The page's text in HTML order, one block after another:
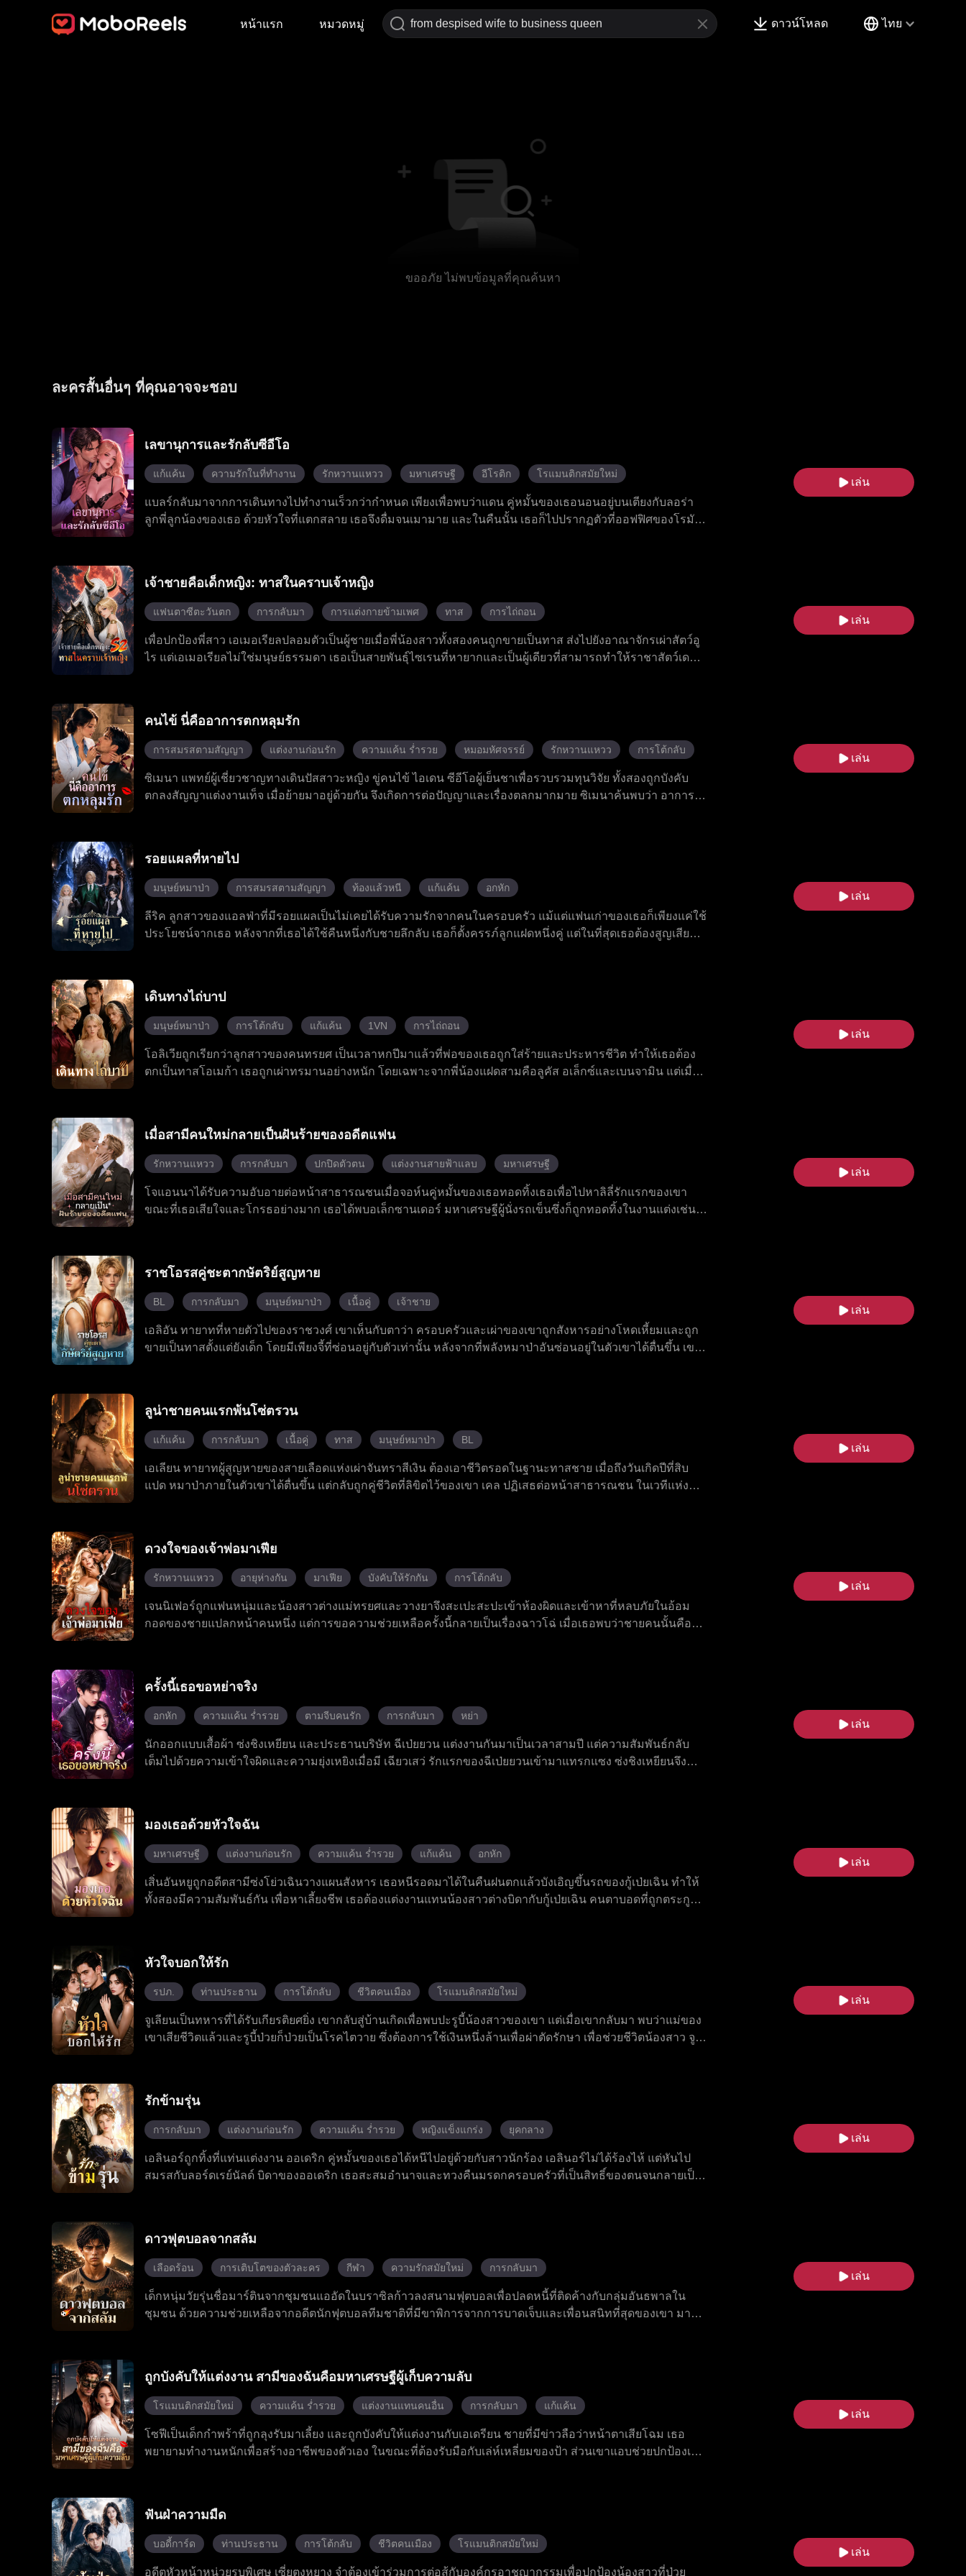
หน้าแรก หมวดหมู่ ดาวน์โหลด ไทย
ขออภัย ไม่พบข้อมูลที่คุณค้นหา
ละครสั้นอื่นๆ ที่คุณอาจจะชอบ
เลขานุการและรักลับซีอีโอ
แก้แค้น ความรักในที่ทำงาน รักหวานแหวว มหาเศรษฐี อีโรติก โรแมนติกสมัยใหม่
แบลร์กลับมาจากการเดินทางไปทำงานเร็วกว่ากำหนด เพียงเพื่อพบว่าแดน คู่หมั้นของเธอนอนอยู่บนเตียงกับลอร่า
ลูกพี่ลูกน้องของเธอ ด้วยหัวใจที่แตกสลาย เธอจึงดื่มจนเมามาย และในคืนนั้น เธอก็ไปปรากฏตัวที่ออฟฟิศของโรมัน
เรื่องราววุ่นวายเหล่านี้ โรมันคอยอยู่เคียงข้างและสนับสนุนเธอเสมอ และในงานเลี้ยงมื้อค่ำครอบครัว เขาเปิดเผย
ความโกหกทั้งหมด ด้วยการสนับสนุนจากพี่สาวสองคน และการปกป้องอย่างเข้มแข็งจากโรมัน แบลร์หลุดพ้นจาก
อดีตที่เป็นพิษ และในที่สุดโรมันก็คุกเข่าขอแต่งงานกับเธอ
เล่น
เจ้าชายคือเด็กหญิง: ทาสในคราบเจ้าหญิง
แฟนตาซีตะวันตก การกลับมา การแต่งกายข้ามเพศ ทาส การไถ่ถอน
เพื่อปกป้องพี่สาว เอเมอเรียลปลอมตัวเป็นผู้ชายเมื่อพี่น้องสาวทั้งสองคนถูกขายเป็นทาส ส่งไปยังอาณาจักรเผ่าสัตว์อู
ไร แต่เอเมอเรียลไม่ใช่มนุษย์ธรรมดา เธอเป็นสายพันธุ์ไซเรนที่หายากและเป็นผู้เดียวที่สามารถทำให้ราชาสัตว์เดมอ
หมกมุ่นอยู่กับพี่สาวของเธออย่างมาก เอเมอเรียลต้องดิ้นรนอย่างยากลำบากเพื่อหลบหนีกับดักอันตรายหลายอย่าง
และพยายามปกปิดตัวตนที่แท้จริงของตัวเอง ไม่มีผู้ใดคาดเดาได้ว่า ในที่สุดเธอสามารถปลดคำสาปบนร่างราชาสัตว์
ได้สำเร็จ
เล่น
คนไข้ นี่คืออาการตกหลุมรัก
การสมรสตามสัญญา แต่งงานก่อนรัก ความแค้น ร่ำรวย หมอมหัศจรรย์ รักหวานแหวว การโต้กลับ
ซิเมนา แพทย์ผู้เชี่ยวชาญทางเดินปัสสาวะหญิง ขู่คนไข้ ไอเดน ซีอีโอผู้เย็นชาเพื่อรวบรวมทุนวิจัย ทั้งสองถูกบังคับ
ตกลงสัญญาแต่งงานเท็จ เมื่อย้ายมาอยู่ด้วยกัน จึงเกิดการต่อปัญญาและเรื่องตลกมากมาย ซิเมนาค้นพบว่า อาการ
สร้างเรื่องราวโรแมนติกที่หวานและไม่คาดคิด
เล่น
รอยแผลที่หายไป
มนุษย์หมาป่า การสมรสตามสัญญา ท้องแล้วหนี แก้แค้น อกหัก
ลีริค ลูกสาวของแอลฟ่าที่มีรอยแผลเป็นไม่เคยได้รับความรักจากคนในครอบครัว แม้แต่แฟนเก่าของเธอก็เพียงแค่ใช้
ประโยชน์จากเธอ หลังจากที่เธอได้ใช้คืนหนึ่งกับชายลึกลับ เธอก็ตั้งครรภ์ลูกแฝดหนึ่งคู่ แต่ในที่สุดเธอต้องสูญเสียลูก
โดยตลอด
เล่น
เดินทางไถ่บาป
มนุษย์หมาป่า การโต้กลับ แก้แค้น 1VN การไถ่ถอน
โอลิเวียถูกเรียกว่าลูกสาวของคนทรยศ เป็นเวลาหกปีมาแล้วที่พ่อของเธอถูกใส่ร้ายและประหารชีวิต ทำให้เธอต้อง
ตกเป็นทาสโอเมก้า เธอถูกเผ่าทรมานอย่างหนัก โดยเฉพาะจากพี่น้องแฝดสามคือลูคัส อเล็กซ์และเบนจามิน แต่เมื่อ
เลือกระหว่างความเกลียดชังหรือการช่วยเหลือผู้อื่น
เล่น
เมื่อสามีคนใหม่กลายเป็นฝันร้ายของอดีตแฟน
รักหวานแหวว การกลับมา ปกปิดตัวตน แต่งงานสายฟ้าแลบ มหาเศรษฐี
โจแอนนาได้รับความอับอายต่อหน้าสาธารณชนเมื่อจอห์นคู่หมั้นของเธอทอดทิ้งเธอเพื่อไปหาลิลี่รักแรกของเขา
ขณะที่เธอเสียใจและโกรธอย่างมาก เธอได้พบอเล็กซานเดอร์ มหาเศรษฐีผู้นั่งรถเข็นซึ่งก็ถูกทอดทิ้งในงานแต่งเช่น
ขณะเดียวกัน อเล็กซานเดอร์คอยปกป้องเธออย่างเงียบ ๆ อยู่เบื้องหลัง และตัวจริงของเขาคือผู้ครอบครองอำนาจลับ
เบื้องหลังของบริษัทแอลยู เมื่อโจแอนนาค้นพบตัวตนที่แท้จริงของเขา การแต่งงานตามสัญญาของทั้งสองจึงเปลี่ยน
เป็นความรักที่แท้จริง ทั้งสองคนร่วมมือกัน ทำลายศัตรูทั้งหมดและได้รับชัยชนะทั้งด้านงานและความรัก
เล่น
ราชโอรสคู่ชะตากษัตริย์สูญหาย
BL การกลับมา มนุษย์หมาป่า เนื้อคู่ เจ้าชาย
เอลิอัน ทายาทที่หายตัวไปของราชวงศ์ เขาเห็นกับตาว่า ครอบครัวและเผ่าของเขาถูกสังหารอย่างโหดเหี้ยมและถูก
ขายเป็นทาสตั้งแต่ยังเด็ก โดยมีเพียงจี้ที่ซ่อนอยู่กับตัวเท่านั้น หลังจากที่พลังหมาป่าอันซ่อนอยู่ในตัวเขาได้ตื่นขึ้น เขา
การสังหารหมู่ครอบครัวของเขา ซึ่งเปิดเผยว่า อาร์เธอร์และเจ้าชายออเรเลียนเป็นผู้อยู่เบื้องหลังการกบฏ เมื่อออเร
เลียนลบความทรงจำของแอนโทนีด้วยคำสาป เอลิอันจึงเดินทางไปทางเหนือเพื่อค้นหาวิธีรักษา เขาสามารถลบคำ
สาปนั้นได้สำเร็จ และตอนนี้กำลังเดินทางกลับมาเพื่อทวงบัลลังก์ของเขาคืน
เล่น
ลูน่าชายคนแรกพ้นโซ่ตรวน
แก้แค้น การกลับมา เนื้อคู่ ทาส มนุษย์หมาป่า BL
เอเลียน ทายาทผู้สูญหายของสายเลือดแห่งเผ่าจันทราสีเงิน ต้องเอาชีวิตรอดในฐานะทาสชาย เมื่อถึงวันเกิดปีที่สิบ
แปด หมาป่าภายในตัวเขาได้ตื่นขึ้น แต่กลับถูกคู่ชีวิตที่ลิขิตไว้ของเขา เคล ปฏิเสธต่อหน้าสาธารณชน ในเวทีแห่ง
คอยอยู่เคียงข้าง เขาได้ทำลายกฎโบราณที่กำหนดว่ามีเพียงผู้หญิงเท่านั้นที่สามารถเป็นผู้นำหมาป่าได้ จากชีวิตทาส
สู่การเป็นราชา เอเลียนได้เปลี่ยนแปลงกฎเกณฑ์ของจักรวรรดิและครองตำแหน่งเคียงคู่กับเจ้าชายที่เขารัก
เล่น
ดวงใจของเจ้าพ่อมาเฟีย
รักหวานแหวว อายุห่างกัน มาเฟีย บังคับให้รักกัน การโต้กลับ
เจนนิเฟอร์ถูกแฟนหนุ่มและน้องสาวต่างแม่ทรยศและวางยาจึงสะเปะสะปะเข้าห้องผิดและเข้าหาที่หลบภัยในอ้อม
กอดของชายแปลกหน้าคนหนึ่ง แต่การขอความช่วยเหลือครั้งนี้กลายเป็นเรื่องฉาวโฉ่ เมื่อเธอพบว่าชายคนนั้นคือพ่อ
ใหม่ในฐานะผู้หญิงของเจ้าพ่อมาเฟีย
เล่น
ครั้งนี้เธอขอหย่าจริง
อกหัก ความแค้น ร่ำรวย ตามจีบคนรัก การกลับมา หย่า
นักออกแบบเสื้อผ้า ซ่งชิงเหยียน และประธานบริษัท ฉีเป่ยยวน แต่งงานกันมาเป็นเวลาสามปี แต่ความสัมพันธ์กลับ
เต็มไปด้วยความเข้าใจผิดและความยุ่งเหยิงเมื่อมี เฉียวเสว่ รักแรกของฉีเป่ยยวนเข้ามาแทรกแซง ซ่งชิงเหยียนจึง
ตนเองอย่างเต็มที่ ทั้งคู่ผ่านบททดสอบมากมายจนสามารถคลี่คลายความเข้าใจผิดทั้งหมดได้ ความห่างเหินในอดีต
ถูกทำลายลงด้วยความเข้าใจและการให้อภัยต่อกัน ความรักของพวกเขาเหมือนสายสัมพันธ์ที่ขาดแล้วกลับมาร้อย
เรียงใหม่ และในที่สุดทั้งสองก็ได้รับความสุขสมบูรณ์แบบในชีวิตคู่
เล่น
มองเธอด้วยหัวใจฉัน
มหาเศรษฐี แต่งงานก่อนรัก ความแค้น ร่ำรวย แก้แค้น อกหัก
เสิ่นอันหยูถูกอดีตสามีซ่งโย่วเฉินวางแผนสังหาร เธอหนีรอดมาได้ในคืนฝนตกแล้วบังเอิญขึ้นรถของกู้เป่ยเฉิน ทำให้
ทั้งสองมีความสัมพันธ์กัน เพื่อหาเลี้ยงชีพ เธอต้องแต่งงานแทนน้องสาวต่างบิดากับกู้เป่ยเฉิน คนตาบอดที่ถูกตระกูลกู้
นอันหยูกับกู้เป่ยเฉินเปลี่ยนจากการใช้ประโยชน์ซึ่งกันและกันเป็นความรักแท้ และให้คำมั่นรักตลอดชีวิตในงาน
แต่งงานริมชายหาด
เล่น
หัวใจบอกให้รัก
รปภ. ท่านประธาน การโต้กลับ ชีวิตคนเมือง โรแมนติกสมัยใหม่
จูเลียนเป็นทหารที่ได้รับเกียรติยศยิ่ง เขากลับสู่บ้านเกิดเพื่อพบปะรูบี้น้องสาวของเขา แต่เมื่อเขากลับมา พบว่าแม่ของ
เขาเสียชีวิตแล้วและรูบี้ป่วยก็ป่วยเป็นโรคไตวาย ซึ่งต้องการใช้เงินหนึ่งล้านเพื่อผ่าตัดรักษา เพื่อช่วยชีวิตน้องสาว จู
แล้วครั้งเล่า เจียนนาที่เคยเย็นชาค่อย ๆ ไว้วางใจเขา แฮลีย์ เพื่อนสนิทของเจียนนาก็ตกหลุมรักจูเลียนผู้กล้าหาญและ
ไว้วางใจได้ ในที่สุดการผ่าตัดของรูบี้ประสบความสำเร็จและศัตรูทั้งหมดก็พ่ายแพ้สิ้นเชิง จูเลียนผู้มีแผลเป็นทั่วตัวไม่
ต้องปิดบังอดีตของตัวเองอีกต่อไป เพราะเขาไม่เพียงแต่ได้งานทำแต่ยังได้พบบ้านและที่พักพิงที่อบอุ่นแล้ว
เล่น
รักข้ามรุ่น
การกลับมา แต่งงานก่อนรัก ความแค้น ร่ำรวย หญิงแข็งแกร่ง ยุคกลาง
เอลินอร์ถูกทิ้งที่แท่นแต่งงาน ออเดริก คู่หมั้นของเธอได้หนีไปอยู่ด้วยกับสาวนักร้อง เอลินอร์ไม่ได้ร้องไห้ แต่หันไป
สมรสกับลอร์ดเรย์นัลด์ บิดาของออเดริก เธอสะสมอำนาจและทวงคืนมรดกครอบครัวที่เป็นสิทธิ์ของตนจนกลายเป็น
เล่น
ดาวฟุตบอลจากสลัม
เลือดร้อน การเติบโตของตัวละคร กีฬา ความรักสมัยใหม่ การกลับมา
เด็กหนุ่มวัยรุ่นชื่อมาร์ตินจากชุมชนแออัดในบราซิลก้าวลงสนามฟุตบอลเพื่อปลดหนี้ที่ติดค้างกับกลุ่มอันธพาลใน
ชุมชน ด้วยความช่วยเหลือจากอดีตนักฟุตบอลทีมชาติที่มีขาพิการจากการบาดเจ็บและเพื่อนสนิทที่สุดของเขา มาร์
เล่น
ถูกบังคับให้แต่งงาน สามีของฉันคือมหาเศรษฐีผู้เก็บความลับ
โรแมนติกสมัยใหม่ ความแค้น ร่ำรวย แต่งงานแทนคนอื่น การกลับมา แก้แค้น
โซฟีเป็นเด็กกำพร้าที่ถูกลุงรับมาเลี้ยง และถูกบังคับให้แต่งงานกับเอเดรียน ชายที่มีข่าวลือว่าหน้าตาเสียโฉม เธอ
พยายามทำงานหนักเพื่อสร้างอาชีพของตัวเอง ในขณะที่ต้องรับมือกับเล่ห์เหลี่ยมของป้า ส่วนเขาแอบช่วยปกป้องเธอ
เล่น
ฟันฝ่าความมืด
บอดี้การ์ด ท่านประธาน การโต้กลับ ชีวิตคนเมือง โรแมนติกสมัยใหม่
อดีตหัวหน้าหน่วยรบพิเศษ เซี่ยตงหยาง จำต้องเข้าร่วมการต่อสู้กับองค์กรอาชญากรรมเพื่อปกป้องน้องสาวที่ป่วย
เล่น